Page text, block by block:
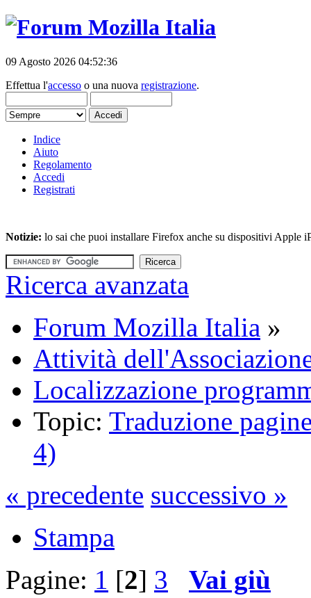
09 Agosto 2026 04:52:36
Effettua l'accesso o una nuova registrazione.
Indice
Aiuto
Regolamento
Accedi
Registrati
Notizie: lo sai che puoi installare Firefox anche su dispositivi Apple
Ricerca avanzata
Forum Mozilla Italia »
Attività
Localizzazione
Topic: Traduzione
4)
« precedente successivo »
Stampa
Pagine: 1 [2] 3 Vai giù